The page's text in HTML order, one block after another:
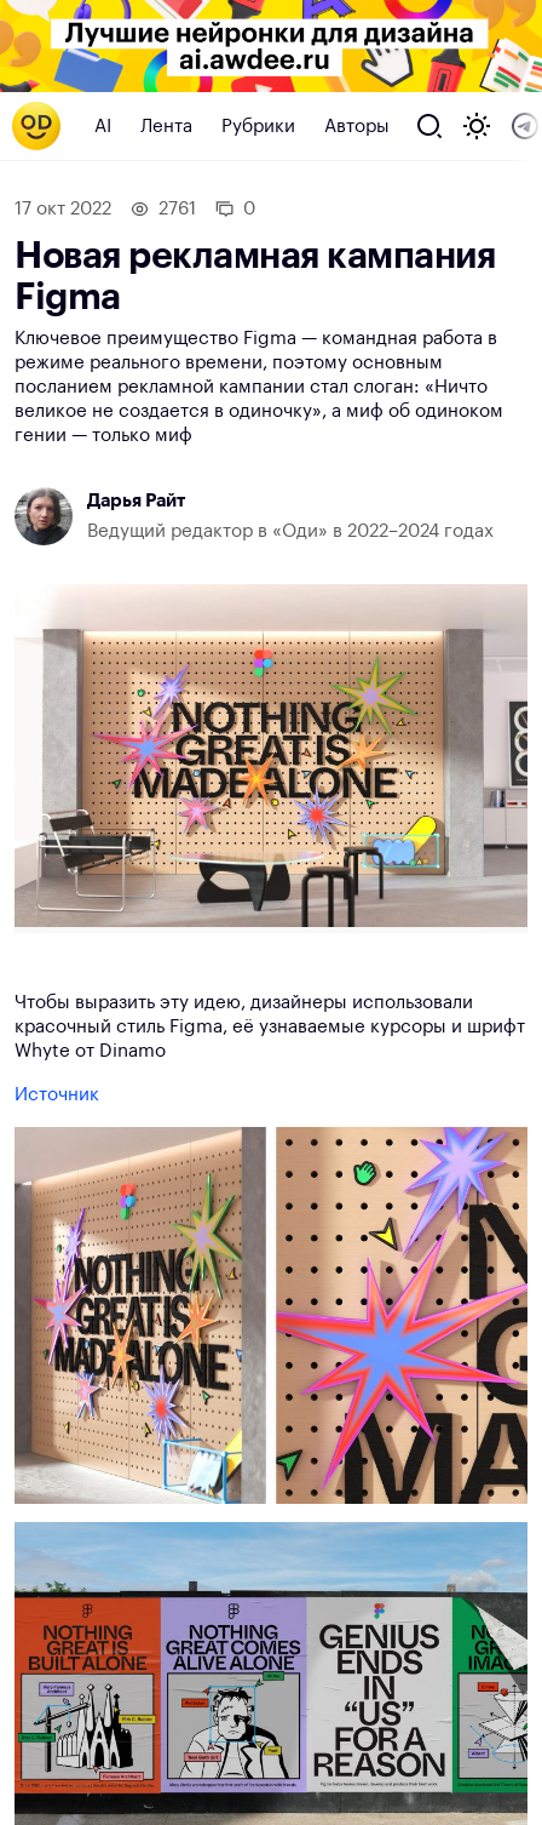
AI Лента Рубрики Авторы
17 окт 2022 2761 0
Новая рекламная кампания
Figma
Ключевое преимущество Figma — командная работа в
режиме реального времени, поэтому основным
посланием рекламной кампании стал слоган: «Ничто
великое не создается в одиночку», а миф об одиноком
гении — только миф
Дарья Райт
Ведущий редактор в «Оди» в 2022–2024 годах
Чтобы выразить эту идею, дизайнеры использовали
красочный стиль Figma, её узнаваемые курсоры и шрифт
Whyte от Dinamo
Источник